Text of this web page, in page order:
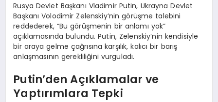
Rusya Devlet Başkanı Vladimir Putin, Ukrayna Devlet
Başkanı Volodimir Zelenskiy’nin görüşme talebini
reddederek, “Bu görüşmenin bir anlamı yok”
açıklamasında bulundu. Putin, Zelenskiy’nin kendisiyle
bir araya gelme çağrısına karşılık, kalıcı bir barış
anlaşmasının gerekliliğini vurguladı.
Putin’den Açıklamalar ve
Yaptırımlara Tepki